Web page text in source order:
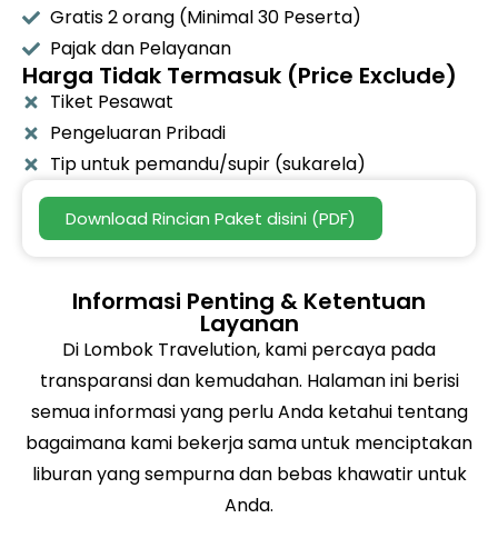
Gratis 2 orang (Minimal 30 Peserta)
Pajak dan Pelayanan
Harga Tidak Termasuk (Price Exclude)
Tiket Pesawat
Pengeluaran Pribadi
Tip untuk pemandu/supir (sukarela)
Download Rincian Paket disini (PDF)
Informasi Penting & Ketentuan
Layanan
Di Lombok Travelution, kami percaya pada
transparansi dan kemudahan. Halaman ini berisi
semua informasi yang perlu Anda ketahui tentang
bagaimana kami bekerja sama untuk menciptakan
liburan yang sempurna dan bebas khawatir untuk
Anda.